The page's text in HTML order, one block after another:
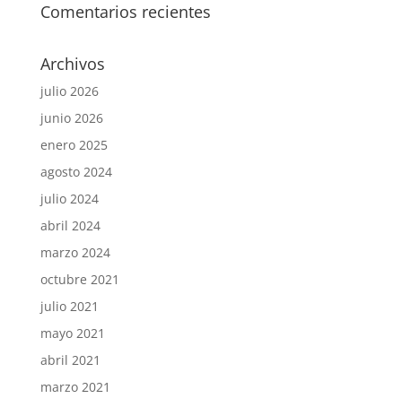
Comentarios recientes
Archivos
julio 2026
junio 2026
enero 2025
agosto 2024
julio 2024
abril 2024
marzo 2024
octubre 2021
julio 2021
mayo 2021
abril 2021
marzo 2021